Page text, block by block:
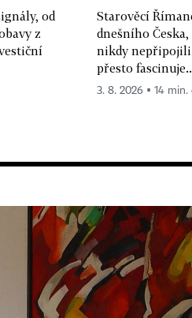
od
z
Starověcí
dnešního
nikdy
přesto
3. 8. 2026 ▪ 14 min.